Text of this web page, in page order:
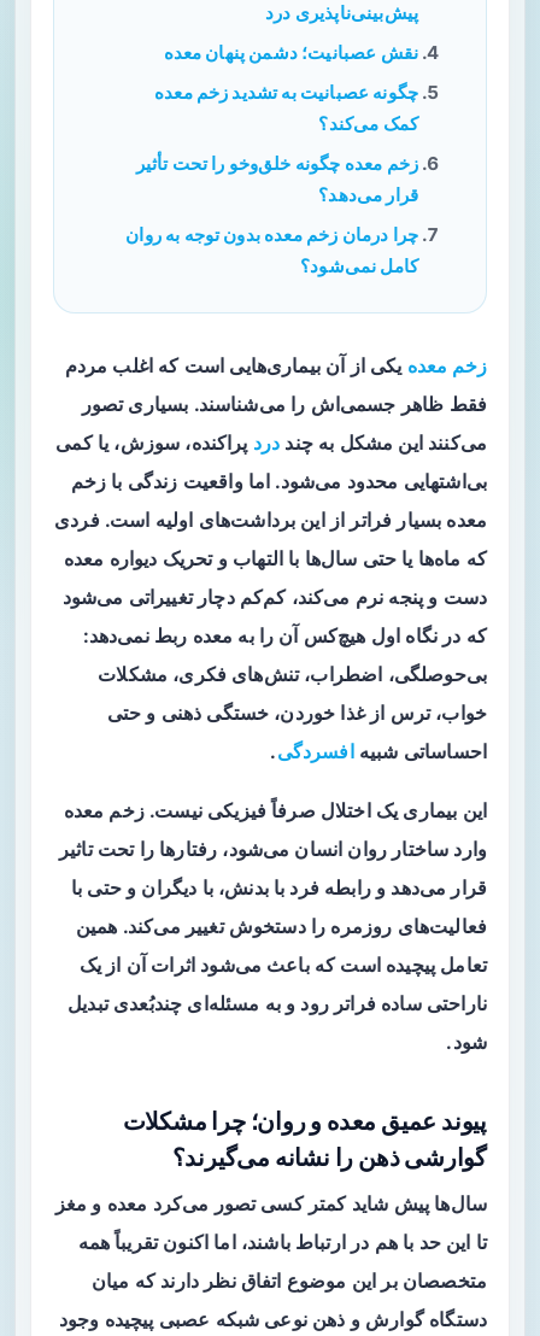
پیش‌بینی‌ناپذیری درد
نقش عصبانیت؛ دشمن پنهان معده
چگونه عصبانیت به تشدید زخم معده
کمک می‌کند؟
زخم معده چگونه خلق‌وخو را تحت تأثیر
قرار می‌دهد؟
چرا درمان زخم معده بدون توجه به روان
کامل نمی‌شود؟
زخم معده یکی از آن بیماری‌هایی است که اغلب مردم
فقط ظاهر جسمی‌اش را می‌شناسند. بسیاری تصور
می‌کنند این مشکل به چند درد پراکنده، سوزش، یا کمی
بی‌اشتهایی محدود می‌شود. اما واقعیت زندگی با زخم
معده بسیار فراتر از این برداشت‌های اولیه است. فردی
که ماه‌ها یا حتی سال‌ها با التهاب و تحریک دیواره معده
دست و پنجه نرم می‌کند، کم‌کم دچار تغییراتی می‌شود
که در نگاه اول هیچ‌کس آن را به معده ربط نمی‌دهد:
بی‌حوصلگی، اضطراب، تنش‌های فکری، مشکلات
خواب، ترس از غذا خوردن، خستگی ذهنی و حتی
احساساتی شبیهافسردگی.
این بیماری یک اختلال صرفاً فیزیکی نیست. زخم معده
وارد ساختار روان انسان می‌شود، رفتارها را تحت تاثیر
قرار می‌دهد و رابطه فرد با بدنش، با دیگران و حتی با
فعالیت‌های روزمره را دستخوش تغییر می‌کند. همین
تعامل پیچیده است که باعث می‌شود اثرات آن از یک
ناراحتی ساده فراتر رود و به مسئله‌ای چندبُعدی تبدیل
شود.
پیوند عمیق معده و روان؛ چرا مشکلات
گوارشی ذهن را نشانه می‌گیرند؟
سال‌ها پیش شاید کمتر کسی تصور می‌کرد معده و مغز
تا این حد با هم در ارتباط باشند، اما اکنون تقریباً همه
متخصصان بر این موضوع اتفاق نظر دارند که میان
دستگاه گوارش و ذهن نوعی شبکه عصبی پیچیده وجود